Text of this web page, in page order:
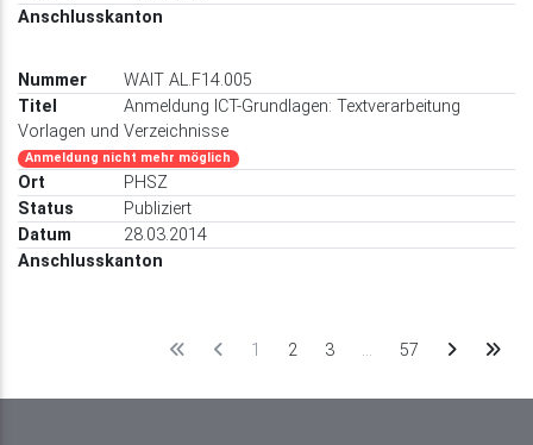
WAIT AL.F14.005
Anmeldung ICT-Grundlagen: Textverarbeitung
Vorlagen und Verzeichnisse
Anmeldung nicht mehr möglich
PHSZ
Publiziert
28.03.2014
1 2 3 … 57